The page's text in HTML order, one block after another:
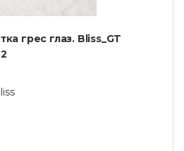
грес глаз. Bliss_GT